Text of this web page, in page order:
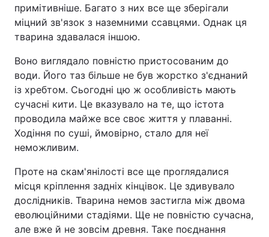
примітивніше. Багато з них все ще зберігали
міцний зв'язок з наземними ссавцями. Однак ця
тварина здавалася іншою.
Воно виглядало повністю пристосованим до
води. Його таз більше не був жорстко з'єднаний
із хребтом. Сьогодні цю ж особливість мають
сучасні кити. Це вказувало на те, що істота
проводила майже все своє життя у плаванні.
Ходіння по суші, ймовірно, стало для неї
неможливим.
Проте на скам'янілості все ще проглядалися
місця кріплення задніх кінцівок. Це здивувало
дослідників. Тварина немов застигла між двома
еволюційними стадіями. Ще не повністю сучасна,
але вже й не зовсім древня. Таке поєднання